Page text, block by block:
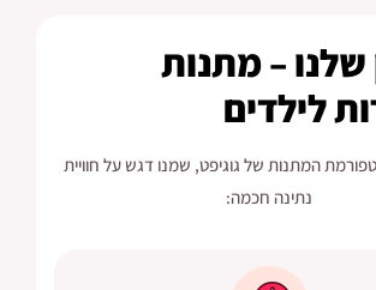
שלנו – מתנות
לילדים
המתנות של גוגיפט, שמנו דגש על חוויית
נתינה חכמה: